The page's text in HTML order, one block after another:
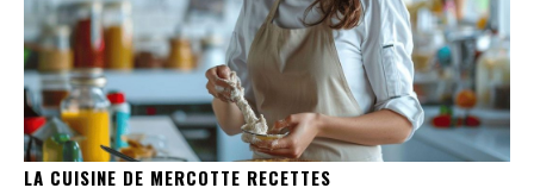
LA CUISINE DE MERCOTTE RECETTES